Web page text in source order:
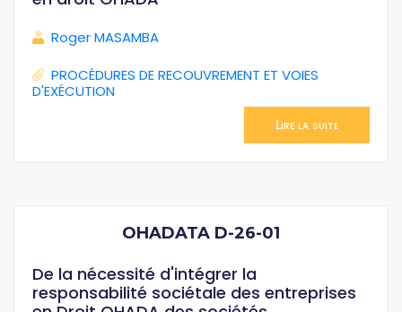
Roger MASAMBA
PROCÉDURES DE RECOUVREMENT ET VOIES
D'EXÉCUTION
Lire la suite
OHADATA D-26-01
De la nécessité d'intégrer la
responsabilité sociétale des entreprises